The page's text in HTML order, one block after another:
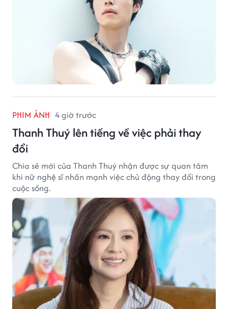
PHIM ẢNH 4 giờ trước
Thanh Thuý lên tiếng về việc phải thay
đổi
Chia sẻ mới của Thanh Thuý nhận được sự quan tâm
khi nữ nghệ sĩ nhấn mạnh việc chủ động thay đổi trong
cuộc sống.